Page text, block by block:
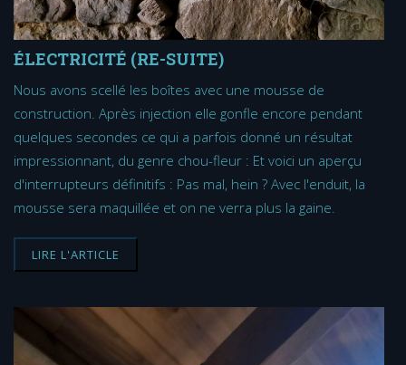
ÉLECTRICITÉ (RE-SUITE)
Nous avons scellé les boîtes avec une mousse de
construction. Après injection elle gonfle encore pendant
quelques secondes ce qui a parfois donné un résultat
impressionnant, du genre chou-fleur : Et voici un aperçu
d'interrupteurs définitifs : Pas mal, hein ? Avec l'enduit, la
mousse sera maquillée et on ne verra plus la gaine.
LIRE L'ARTICLE